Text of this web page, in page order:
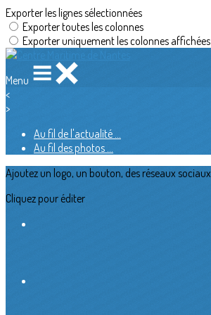
Exporter les lignes sélectionnées
Exporter toutes les colonnes
Exporter uniquement les colonnes affichées
Menu
<
>
Au fil de l'actualité ...
Au fil des photos ...
Ajoutez un logo, un bouton, des réseaux sociaux
Cliquez pour éditer